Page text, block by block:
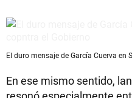
El duro mensaje de García Cuerva en
En ese mismo sentido,